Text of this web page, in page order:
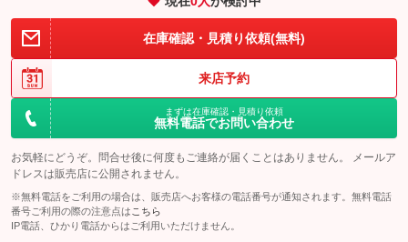
在庫確認・見積り依頼(無料)
来店予約
まずは在庫確認・見積り依頼
無料電話でお問い合わせ
お気軽にどうぞ。問合せ後に何度もご連絡が届くことはありません。 メールア
ドレスは販売店に公開されません。
※無料電話をご利用の場合は、販売店へお客様の電話番号が通知されます。無料電話
番号ご利用の際の注意点は こちら
IP電話、ひかり電話からはご利用いただけません。